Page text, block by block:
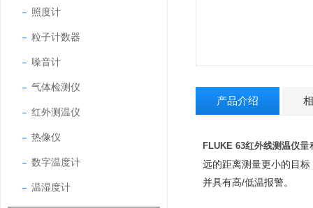
照度计
粒子计数器
噪音计
气体检测仪
红外测温仪
热像仪
数字温度计
温湿度计
产品介绍
FLUKE 63红外线测温仪量
远的距离测量更小的目
并具有高/低温报警。